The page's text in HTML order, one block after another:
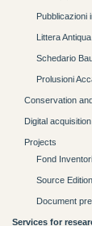
Pubblicazioni
Littera
Schedario
Prolusioni
Conservation
Digital acquisition
Projects
Fond
Source
Document
Services for